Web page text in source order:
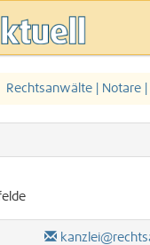
Rechtsanwälte | Notare